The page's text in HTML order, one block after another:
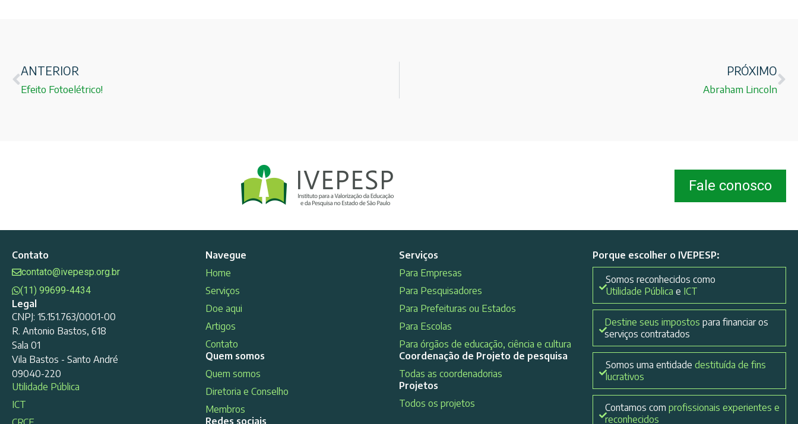
ANTERIOR
Efeito Fotoelétrico!
PRÓXIMO
Abraham Lincoln
Fale conosco
Contato
contato@ivepesp.org.br
(11) 99699-4434
Legal
CNPJ: 15.151.763/0001-00
R. Antonio Bastos, 618
Sala 01
Vila Bastos - Santo André
09040-220
Utilidade Pública
ICT
Navegue
Home
Serviços
Doe aqui
Artigos
Contato
Quem somos
Quem somos
Diretoria e Conselho
Membros
Redes sociais
Serviços
Para Empresas
Para Pesquisadores
Para Prefeituras ou Estados
Para Escolas
Para órgãos de educação, ciência e cultura
Coordenação de Projeto de pesquisa
Todas as coordenadorias
Projetos
Todos os projetos
Porque escolher o IVEPESP:
Somos reconhecidos como
Utilidade Pública e ICT
Destine seus impostos para financiar os
serviços contratados
Somos uma entidadedestituída de fins
lucrativos
Contamos com profissionais experientes e
reconhecidos